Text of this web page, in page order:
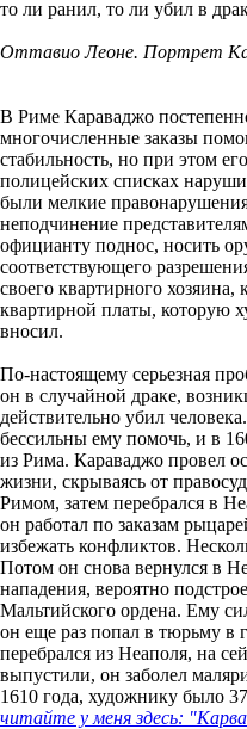
то ли ранил, то ли убил в
Оттавио Леоне. Портрет
В Риме Караваджо
многочисленные заказы
стабильность, но при этом
полицейских списках
были мелкие
неподчинение
официанту поднос, носить
соответствующего
своего квартирного хозяина,
квартирной платы, которую
вносил.
По-настоящему серьезная
он в случайной драке,
действительно убил
бессильны ему помочь, и в
из Рима. Караваджо провел
жизни, скрываясь от
Римом, затем перебрался в
он работал по заказам
избежать конфликтов.
Потом он снова вернулся в
нападения, вероятно
Мальтийского ордена. Ему
он еще раз попал в тюрьму в
перебрался из Неаполя, на
выпустили, он заболел
1610 года, художнику было
читайте у меня здесь: